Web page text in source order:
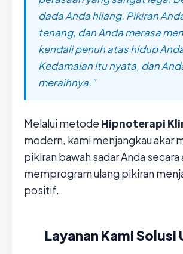
dada Anda hilang. Pikiran
tenang, dan Anda merasa
kendali penuh atas hidup
Kedamaian itu nyata, dan
meraihnya."
Melalui metode Hipnoterapi
modern, kami menjangkau akar
pikiran bawah sadar Anda secara
memprogram ulang pikiran
positif.
Layanan Kami Solusi